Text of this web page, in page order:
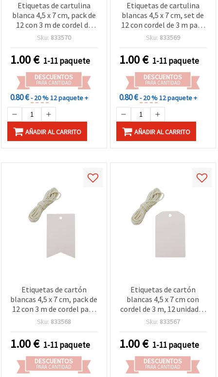
Etiquetas de cartulina
blanca 4,5 x 7 cm, pack de
12 con 3 m de cordel de
yute para manualidades y
Sku: 833570
1.00€ 1-11 paquete
DESCUENTOS
PARA CANTIDAD
0.80 €- 20 %12 paquete +
AÑADIR AL CARRITO
Etiquetas de cartulina
blancas 4,5 x 7 cm, set de
12 con cordel de 3 m para
manualidades y
Sku: 833569
1.00€ 1-11 paquete
DESCUENTOS
PARA CANTIDAD
0.80 €- 20 %12 paquete +
AÑADIR AL CARRITO
Etiquetas de cartón
blancas 4,5 x 7 cm, pack de
12 con 3 m de cordel para
manualidades
Sku: 833568
1.00€ 1-11 paquete
DESCUENTOS
PARA CANTIDAD
Etiquetas de cartón
blancas 4,5 x 7 cm con
cordel de 3 m, 12 unidades
para manualidades y
Sku: 833567
1.00€ 1-11 paquete
DESCUENTOS
PARA CANTIDAD